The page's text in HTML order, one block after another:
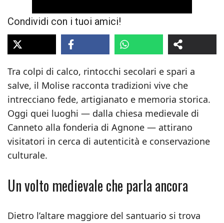
Condividi con i tuoi amici!
Tra colpi di calco, rintocchi secolari e spari a
salve, il Molise racconta tradizioni vive che
intrecciano fede, artigianato e memoria storica.
Oggi quei luoghi — dalla chiesa medievale di
Canneto alla fonderia di Agnone — attirano
visitatori in cerca di autenticità e conservazione
culturale.
Un volto medievale che parla ancora
Dietro l’altare maggiore del santuario si trova